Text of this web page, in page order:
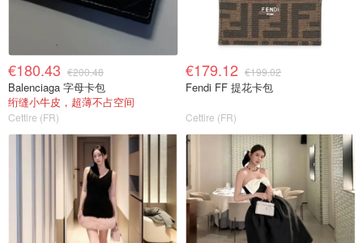
€180.43 €200.48
Balenciaga 字母卡包
绗缝小牛皮，超薄不占空间
Cettire (FR)
€179.12 €199.02
Fendi FF 提花卡包
Cettire (FR)